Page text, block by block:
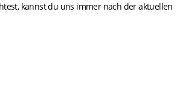
kannst du uns immer nach der aktuellen